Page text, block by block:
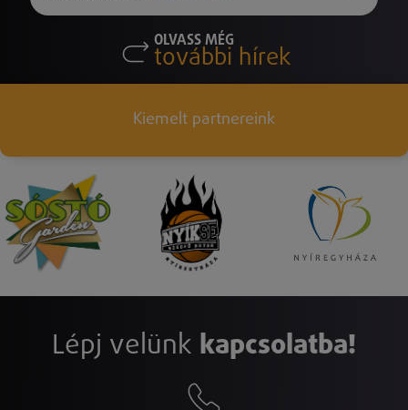
OLVASS MÉG
további hírek
Kiemelt partnereink
Lépj velünk kapcsolatba!